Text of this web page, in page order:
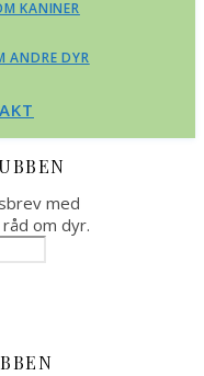
KANINER
ANDRE DYR
med
om dyr.